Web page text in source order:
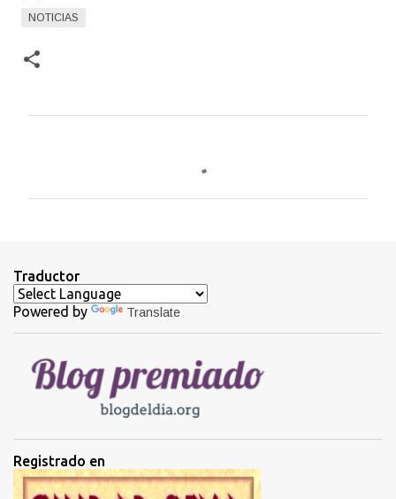
NOTICIAS
a
r
o
s
Traductor
Powered by Translate
Registrado en